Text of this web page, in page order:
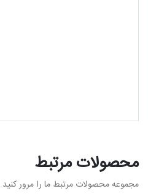
محصولات مرتبط
مجموعه محصولات مرتبط ما را مرور کنید.